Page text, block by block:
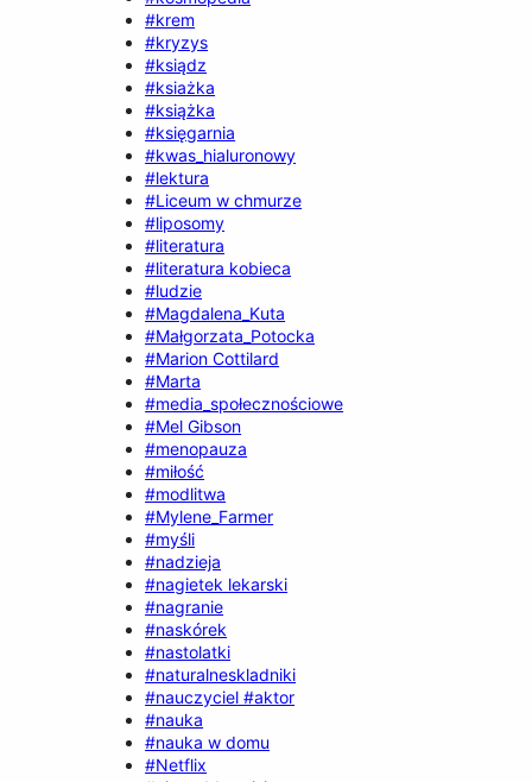
#krem
#kryzys
#ksiądz
#ksiażka
#książka
#księgarnia
#kwas_hialuronowy
#lektura
#Liceum w chmurze
#liposomy
#literatura
#literatura kobieca
#ludzie
#Magdalena_Kuta
#Małgorzata_Potocka
#Marion Cottilard
#Marta
#media_społecznościowe
#Mel Gibson
#menopauza
#miłość
#modlitwa
#Mylene_Farmer
#myśli
#nadzieja
#nagietek lekarski
#nagranie
#naskórek
#nastolatki
#naturalneskladniki
#nauczyciel #aktor
#nauka
#nauka w domu
#Netflix